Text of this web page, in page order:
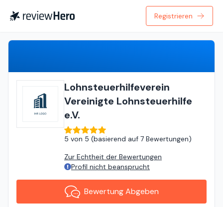
Registrieren
Lohnsteuerhilfeverein
Vereinigte Lohnsteuerhilfe
e.V.
5 von 5 (basierend auf 7 Bewertungen)
Zur Echtheit der Bewertungen
Profil nicht beansprucht
Bewertung Abgeben